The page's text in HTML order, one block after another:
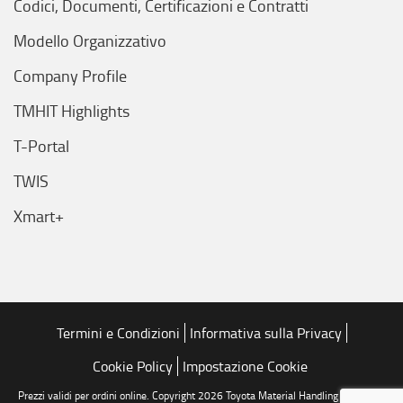
Codici, Documenti, Certificazioni e Contratti
Modello Organizzativo
Company Profile
TMHIT Highlights
T-Portal
TWIS
Xmart+
Termini e Condizioni Informativa sulla Privacy
Cookie Policy Impostazione Cookie
Prezzi validi per ordini online. Copyright 2026 Toyota Material Handling Italia S.r.l.